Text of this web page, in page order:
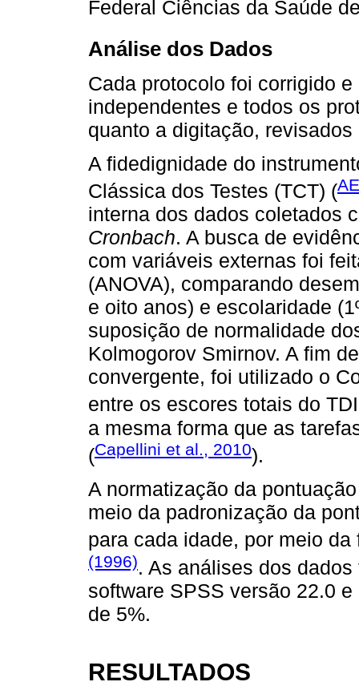
Federal Ciências da Saúde
Análise dos Dados
Cada protocolo foi corrigido
independentes e todos os
quanto a digitação,
A fidedignidade do
Clássica dos Testes (TCT) (
interna dos dados coletados
Cronbach. A busca de
com variáveis externas foi
(ANOVA), comparando
e oito anos) e escolaridade
suposição de normalidade
Kolmogorov Smirnov. A fim
convergente, foi utilizado o
entre os escores totais do
a mesma forma que as
(Capellini et al., 2010).
A normatização da
meio da padronização da
para cada idade, por meio
(1996). As análises dos
software SPSS versão 22.0
de 5%.
RESULTADOS